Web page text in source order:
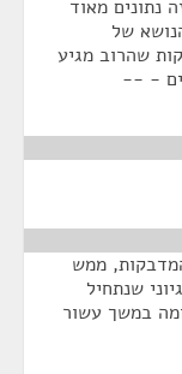
נתונים מאוד
של
שהרוב מגיע
- --
ממש
2023, אז זה הגיוני שנתחיל
במשך עשור